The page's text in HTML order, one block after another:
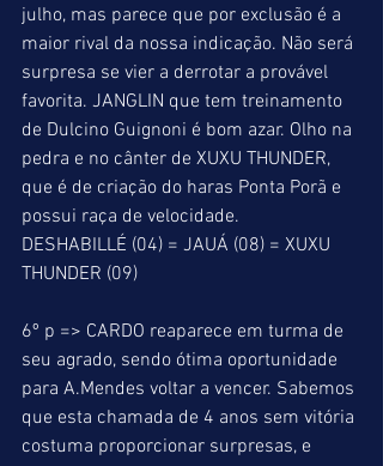
julho, mas parece que por exclusão é a
maior rival da nossa indicação. Não será
surpresa se vier a derrotar a provável
favorita. JANGLIN que tem treinamento
de Dulcino Guignoni é bom azar. Olho na
pedra e no cânter de XUXU THUNDER,
que é de criação do haras Ponta Porã e
possui raça de velocidade.
DESHABILLÉ (04) = JAUÁ (08) = XUXU
THUNDER (09)
6º p => CARDO reaparece em turma de
seu agrado, sendo ótima oportunidade
para A.Mendes voltar a vencer. Sabemos
que esta chamada de 4 anos sem vitória
costuma proporcionar surpresas, e